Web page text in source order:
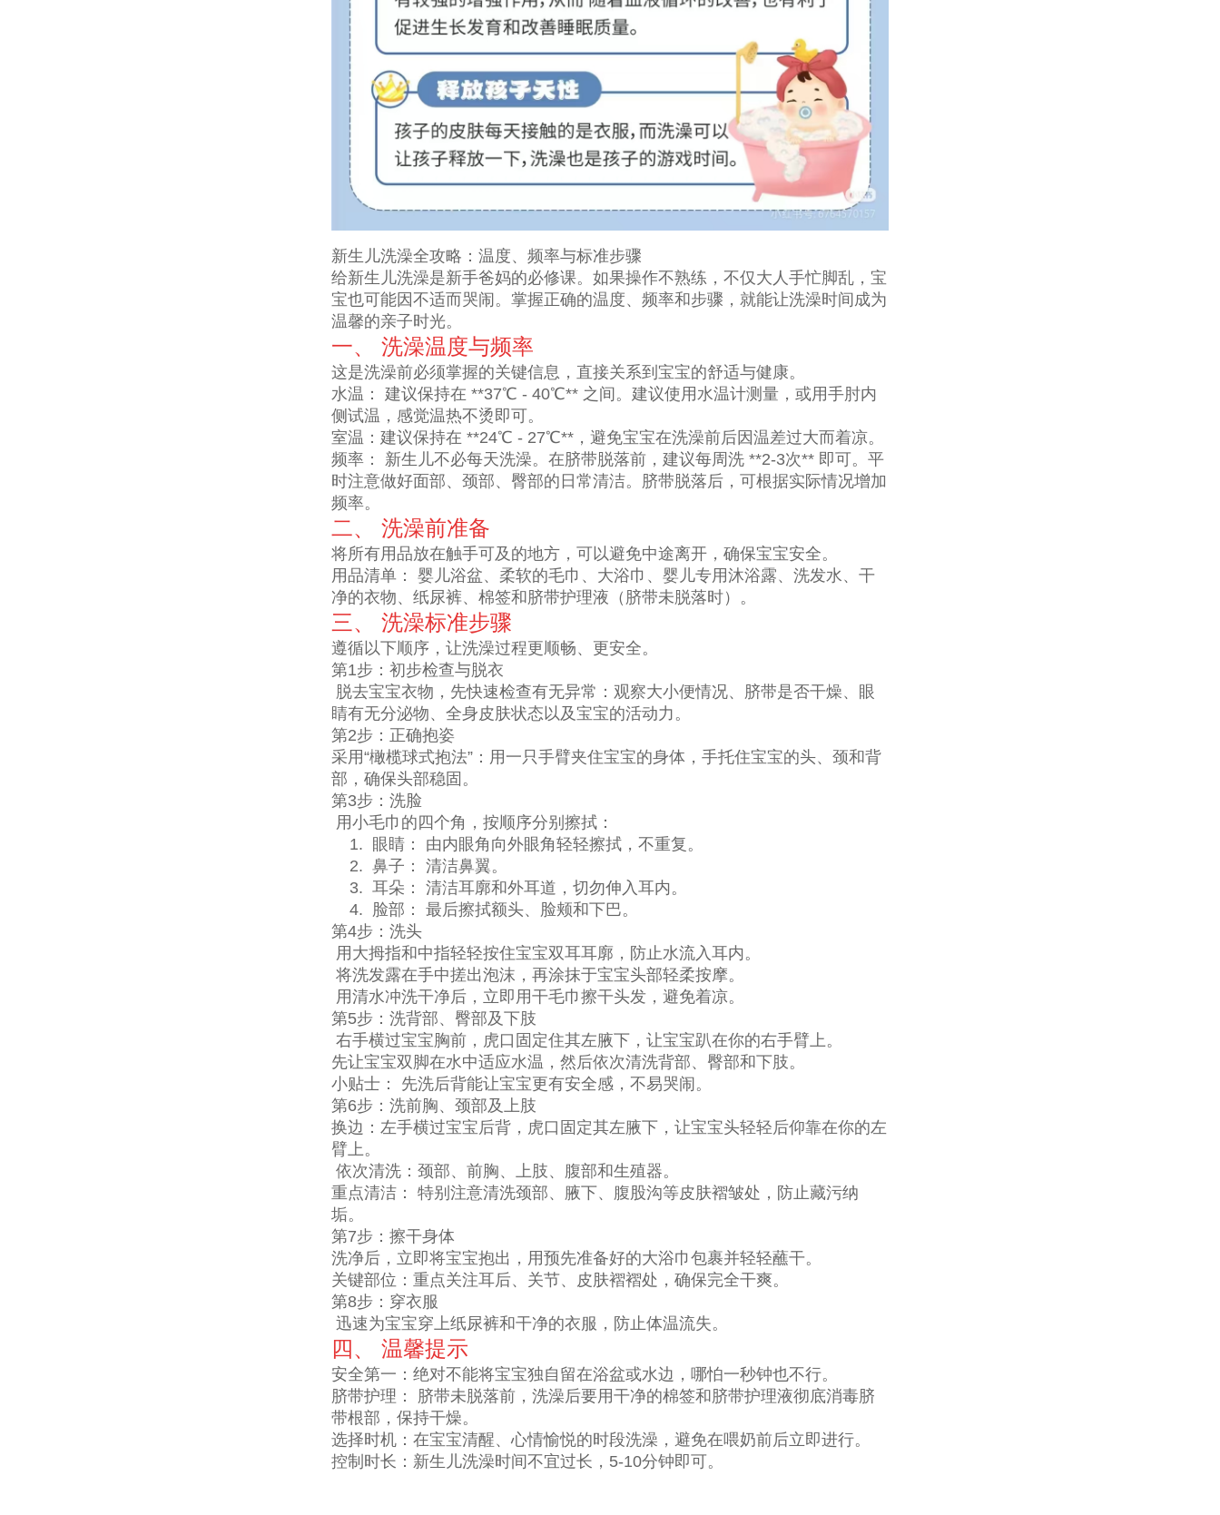
新生儿洗澡全攻略：温度、频率与标准步骤
给新生儿洗澡是新手爸妈的必修课。如果操作不熟练，不仅大人手忙脚乱，宝
宝也可能因不适而哭闹。掌握正确的温度、频率和步骤，就能让洗澡时间成为
温馨的亲子时光。
一、 洗澡温度与频率
这是洗澡前必须掌握的关键信息，直接关系到宝宝的舒适与健康。
水温： 建议保持在 **37℃ - 40℃** 之间。建议使用水温计测量，或用手肘内
侧试温，感觉温热不烫即可。
室温：建议保持在 **24℃ - 27℃**，避免宝宝在洗澡前后因温差过大而着凉。
频率： 新生儿不必每天洗澡。在脐带脱落前，建议每周洗 **2-3次** 即可。平
时注意做好面部、颈部、臀部的日常清洁。脐带脱落后，可根据实际情况增加
频率。
二、 洗澡前准备
将所有用品放在触手可及的地方，可以避免中途离开，确保宝宝安全。
用品清单： 婴儿浴盆、柔软的毛巾、大浴巾、婴儿专用沐浴露、洗发水、干
净的衣物、纸尿裤、棉签和脐带护理液（脐带未脱落时）。
三、 洗澡标准步骤
遵循以下顺序，让洗澡过程更顺畅、更安全。
第1步：初步检查与脱衣
脱去宝宝衣物，先快速检查有无异常：观察大小便情况、脐带是否干燥、眼
睛有无分泌物、全身皮肤状态以及宝宝的活动力。
第2步：正确抱姿
采用“橄榄球式抱法”：用一只手臂夹住宝宝的身体，手托住宝宝的头、颈和背
部，确保头部稳固。
第3步：洗脸
用小毛巾的四个角，按顺序分别擦拭：
1. 眼睛： 由内眼角向外眼角轻轻擦拭，不重复。
2. 鼻子： 清洁鼻翼。
3. 耳朵： 清洁耳廓和外耳道，切勿伸入耳内。
4. 脸部： 最后擦拭额头、脸颊和下巴。
第4步：洗头
用大拇指和中指轻轻按住宝宝双耳耳廓，防止水流入耳内。
将洗发露在手中搓出泡沫，再涂抹于宝宝头部轻柔按摩。
用清水冲洗干净后，立即用干毛巾擦干头发，避免着凉。
第5步：洗背部、臀部及下肢
右手横过宝宝胸前，虎口固定住其左腋下，让宝宝趴在你的右手臂上。
先让宝宝双脚在水中适应水温，然后依次清洗背部、臀部和下肢。
小贴士： 先洗后背能让宝宝更有安全感，不易哭闹。
第6步：洗前胸、颈部及上肢
换边：左手横过宝宝后背，虎口固定其左腋下，让宝宝头轻轻后仰靠在你的左
臂上。
依次清洗：颈部、前胸、上肢、腹部和生殖器。
重点清洁： 特别注意清洗颈部、腋下、腹股沟等皮肤褶皱处，防止藏污纳
垢。
第7步：擦干身体
洗净后，立即将宝宝抱出，用预先准备好的大浴巾包裹并轻轻蘸干。
关键部位：重点关注耳后、关节、皮肤褶褶处，确保完全干爽。
第8步：穿衣服
迅速为宝宝穿上纸尿裤和干净的衣服，防止体温流失。
四、 温馨提示
安全第一：绝对不能将宝宝独自留在浴盆或水边，哪怕一秒钟也不行。
脐带护理： 脐带未脱落前，洗澡后要用干净的棉签和脐带护理液彻底消毒脐
带根部，保持干燥。
选择时机：在宝宝清醒、心情愉悦的时段洗澡，避免在喂奶前后立即进行。
控制时长：新生儿洗澡时间不宜过长，5-10分钟即可。